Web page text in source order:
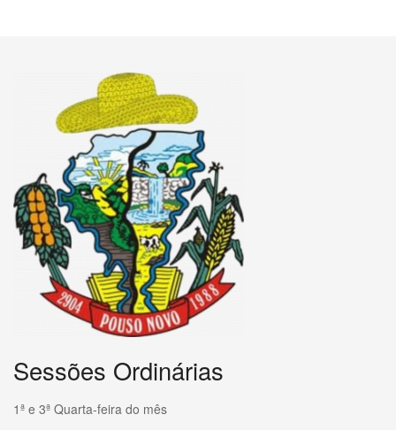
Sessões Ordinárias
1ª e 3ª Quarta-feira do mês